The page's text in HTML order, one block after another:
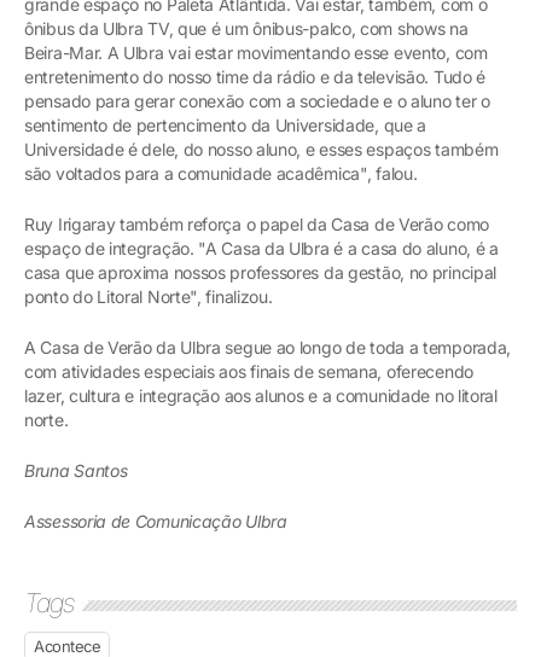
grande espaço no Paleta Atlântida. Vai estar, também, com o
ônibus da Ulbra TV, que é um ônibus-palco, com shows na
Beira-Mar. A Ulbra vai estar movimentando esse evento, com
entretenimento do nosso time da rádio e da televisão. Tudo é
pensado para gerar conexão com a sociedade e o aluno ter o
sentimento de pertencimento da Universidade, que a
Universidade é dele, do nosso aluno, e esses espaços também
são voltados para a comunidade acadêmica", falou.
Ruy Irigaray também reforça o papel da Casa de Verão como
espaço de integração. "A Casa da Ulbra é a casa do aluno, é a
casa que aproxima nossos professores da gestão, no principal
ponto do Litoral Norte", finalizou.
A Casa de Verão da Ulbra segue ao longo de toda a temporada,
com atividades especiais aos finais de semana, oferecendo
lazer, cultura e integração aos alunos e a comunidade no litoral
norte.
Bruna Santos
Assessoria de Comunicação Ulbra
Tags
Acontece